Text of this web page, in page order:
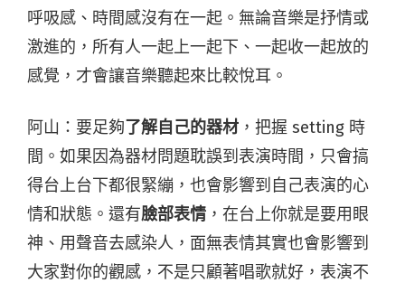
呼吸感、時間感沒有在一起。無論音樂是抒情或
激進的，所有人一起上一起下、一起收一起放的
感覺，才會讓音樂聽起來比較悅耳。
阿山：要足夠了解自己的器材 ，把握 setting 時
間。如果因為器材問題耽誤到表演時間，只會搞
得台上台下都很緊繃，也會影響到自己表演的心
情和狀態。還有臉部表情 ，在台上你就是要用眼
神、用聲音去感染人，面無表情其實也會影響到
大家對你的觀感，不是只顧著唱歌就好，表演不